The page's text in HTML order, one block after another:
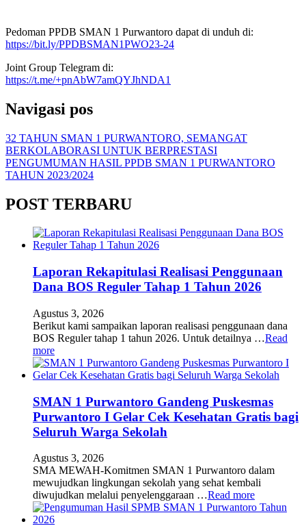
Pedoman PPDB SMAN 1 Purwantoro dapat di unduh di:
https://bit.ly/PPDBSMAN1PWO23-24
Joint Group Telegram di:
https://t.me/+pnAbW7amQYJhNDA1
Navigasi pos
32 TAHUN SMAN 1 PURWANTORO, SEMANGAT
BERKOLABORASI UNTUK BERPRESTASI
PENGUMUMAN HASIL PPDB SMAN 1 PURWANTORO
TAHUN 2023/2024
POST TERBARU
Laporan Rekapitulasi Realisasi Penggunaan
Dana BOS Reguler Tahap 1 Tahun 2026
Agustus 3, 2026
Berikut kami sampaikan laporan realisasi penggunaan dana
BOS Reguler tahap 1 tahun 2026. Untuk detailnya …Read
more
SMAN 1 Purwantoro Gandeng Puskesmas
Purwantoro I Gelar Cek Kesehatan Gratis bagi
Seluruh Warga Sekolah
Agustus 3, 2026
SMA MEWAH-Komitmen SMAN 1 Purwantoro dalam
mewujudkan lingkungan sekolah yang sehat kembali
diwujudkan melalui penyelenggaraan …Read more